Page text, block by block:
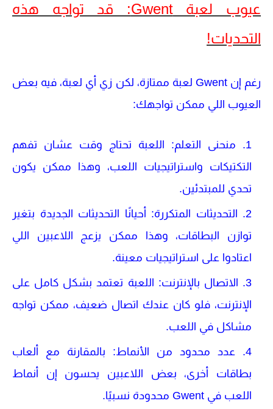
عيوب لعبة Gwent: قد تواجه هذه
التحديات!
رغم إنGwent لعبة ممتازة، لكن زي أي لعبة، فيه بعض
العيوب اللي ممكن تواجهك:
منحنى التعلم: اللعبة تحتاج وقت عشان تفهم
التكتيكات واستراتيجيات اللعب، وهذا ممكن يكون
تحدي للمبتدئين.
التحديثات المتكررة: أحيانًا التحديثات الجديدة بتغير
توازن البطاقات، وهذا ممكن يزعج اللاعبين اللي
اعتادوا على استراتيجيات معينة.
الاتصال بالإنترنت: اللعبة تعتمد بشكل كامل على
الإنترنت، فلو كان عندك اتصال ضعيف، ممكن تواجه
مشاكل في اللعب.
عدد محدود من الأنماط: بالمقارنة مع ألعاب
بطاقات أخرى، بعض اللاعبين يحسون إن أنماط
اللعب في Gwent محدودة نسبيًا.